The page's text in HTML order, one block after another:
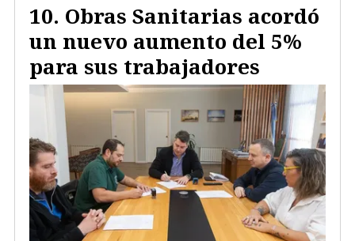
Obras Sanitarias acordó
un nuevo aumento del 5%
para sus trabajadores